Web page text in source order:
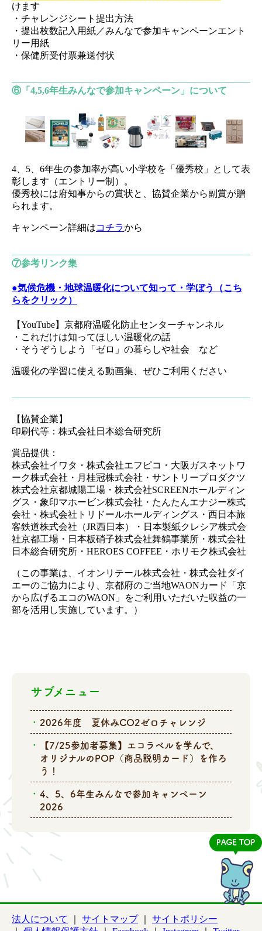
けます
・チャレンジシート提出方法
・提出枚数記入用紙／みんなで参加キャンペーンエント
リー用紙
・保健所受付票兼送付状
⑥「4,5,6年生みんなで参加キャンペーン」について
4、5、6年生の参加率が高い小学校を「優秀校」として表
彰します（エントリー制）。
優秀校には府知事からの賞状と、協賛企業から副賞が贈
られます。
キャンペーン詳細はコチラから
⑦参考リンク集
●気候危機・地球温暖化について知って・学ぼう（こち
らをクリック）
【YouTube】京都府温暖化防止センターチャンネル
・これだけは知ってほしい温暖化の話
・そうぞうしよう「ゼロ」の暮らしや社会 など
温暖化の学習に使える動画集、ぜひご利用ください
【協賛企業】
印刷代等：株式会社日本総合研究所
賞品提供：
株式会社イワタ・株式会社エフピコ・大阪ガスネットワ
ーク株式会社・月桂冠株式会社・サントリープロダクツ
株式会社京都城陽工場・株式会社SCREENホールディン
グス・象印マホービン株式会社・たんたんエナジー株式
会社・株式会社トリドールホールディングス・西日本旅
客鉄道株式会社（JR西日本）・日本製紙クレシア株式会
社京都工場・日本板硝子株式会社舞鶴事業所・株式会社
日本総合研究所・HEROES COFFEE・ホリモク株式会社
（この事業は、イオンリテール株式会社・株式会社ダイ
エーのご協力により、京都府のご当地WAONカード「京
から広げるエコのWAON」をご利用いただいた収益の一
部を活用し実施しています。）
サブメニュー
2026年度 夏休みCO2ゼロチャレンジ
【7/25参加者募集】エコラベルを学んで、
オリジナルのPOP（商品説明カード）を作ろ
う！
4、5、6年生みんなで参加キャンペーン
2026
法人について サイトマップ
サイトポリシー